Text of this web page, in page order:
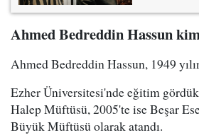
Ahmed Bedreddin Hassun
Ahmed Bedreddin Hassun, 1949
Ezher Üniversitesi'nde eğitim
Halep Müftüsü, 2005'te ise Beşar
Büyük Müftüsü olarak atandı.